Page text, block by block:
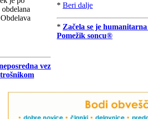
vez
* Beri dalje
* Začela se je
Pomežik soncu®